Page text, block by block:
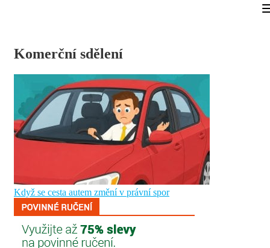
Komerční sdělení
Když se cesta autem změní v právní spor